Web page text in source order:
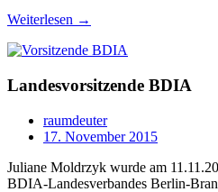
Weiterlesen →
Landesvorsitzende BDIA
raumdeuter
17. November 2015
Juliane Moldrzyk wurde am
BDIA-Landesverbandes Berlin-